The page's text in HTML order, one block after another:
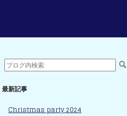
最新記事
Christmas party 2024